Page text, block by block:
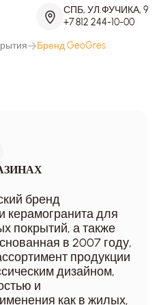
СПБ, УЛ.ФУЧИКА, 9
+7 812 244-10-00
Бренд GeoGres
бренд
керамогранита для
покрытий, а также
в 2007 году,
продукции
дизайном,
и
как в жилых,